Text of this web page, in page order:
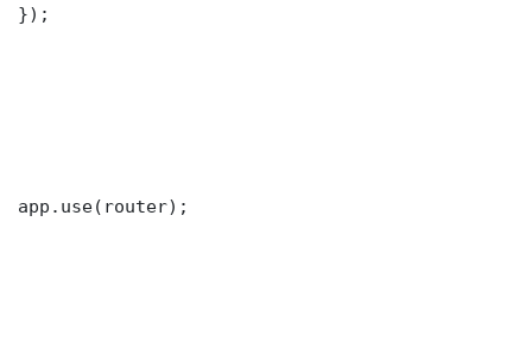
});
app.use(router);